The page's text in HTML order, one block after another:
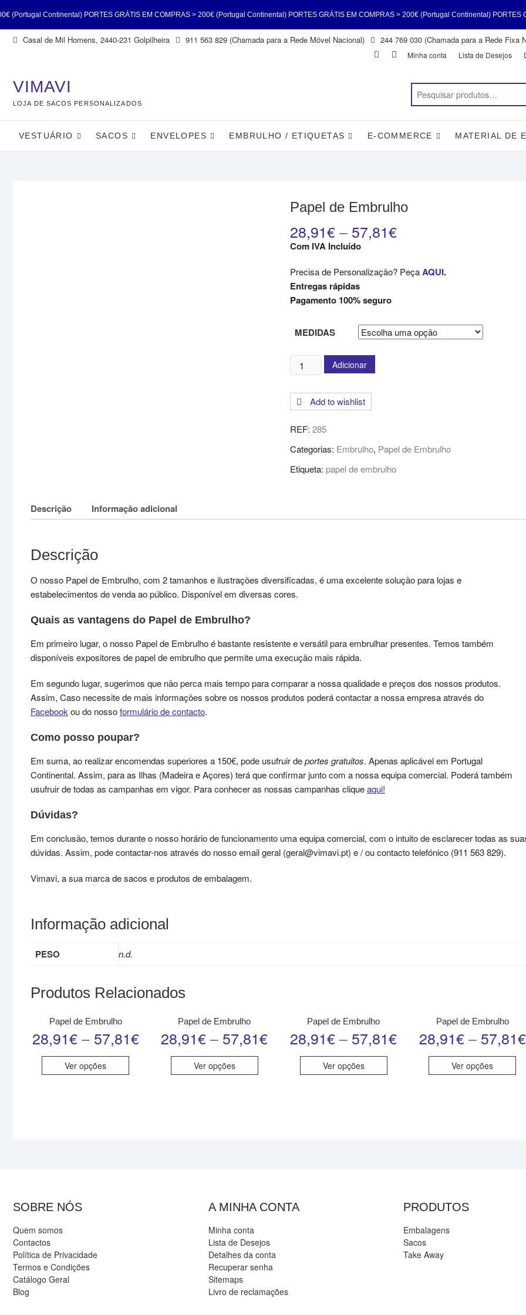
PORTES GRÁTIS EM COMPRAS > 200€ (Portugal Continental) PORTES GRÁTIS EM COMPRAS > 200€ (Portugal Continental) PORTES GRÁTIS EM
Continental) PORTES GRÁTIS EM COMPRAS > 200€ (Portugal Continental) PORTES GRÁTIS EM COMPRAS > 200€ (Portugal Continental) PORTES
Skip Casal de Mil Homens, 2440-231 Golpilheira 911 563 829 (Chamada para a Rede Móvel Nacional) 244 769 030 (Chamada para a Rede Fixa
FacebookInstagram
Minha conta Lista de Desejos
VIMAVI
LOJA DE SACOS PERSONALIZADOS
VESTUÁRIO SACOS ENVELOPES EMBRULHO / ETIQUETAS E-COMMERCE MATERIAL DE
Papel de Embrulho
28,91€– 57,81€
Com IVA Incluído
Precisa de Personalização? PeçaAQUI.
Entregas rápidas
Pagamento 100% seguro
MEDIDAS
Quantidade
de
de
Adicionar
Add to wishlist
REF: 285
Categorias: Embrulho, Papel de Embrulho
Etiqueta: papel de embrulho
Descrição Informação adicional
Descrição
O nosso Papel de Embrulho, com 2 tamanhos e ilustrações diversificadas, é uma excelente solução para lojas e
estabelecimentos de venda ao público. Disponível em diversas cores.
Quais as vantagens do Papel de Embrulho?
Em primeiro lugar, o nosso Papel de Embrulho é bastante resistente e versátil para embrulhar presentes. Temos também
disponíveis expositores de papel de embrulho que permite uma execução mais rápida.
Em segundo lugar, sugerimos que não perca mais tempo para comparar a nossa qualidade e preços dos nossos produtos.
Assim, Caso necessite de mais informações sobre os nossos produtos poderá contactar a nossa empresa através do
Facebookou do nossoformulário de contacto.
Como posso poupar?
Em suma, ao realizar encomendas superiores a 150€, pode usufruir deportes gratuitos. Apenas aplicável em Portugal
Continental. Assim, para as Ilhas (Madeira e Açores) terá que confirmar junto com a nossa equipa comercial. Poderá também
usufruir de todas as campanhas em vigor. Para conhecer as nossas campanhas cliqueaqui!
Dúvidas?
Em conclusão, temos durante o nosso horário de funcionamento uma equipa comercial, com o intuito de esclarecer todas as
dúvidas. Assim, pode contactar-nos através do nosso email geral (geral@vimavi.pt) e / ou contacto telefónico (911 563 829).
Vimavi, a sua marca de sacos e produtos de embalagem.
Informação adicional
PESO n.d.
Produtos Relacionados
Papel de Embrulho
28,91€– 57,81€
Ver opções
Papel de Embrulho
28,91€– 57,81€
Ver opções
Papel de Embrulho
28,91€– 57,81€
Ver opções
Papel de Embrulho
28,91€– 57,81€
Ver opções
SOBRE NÓS
Quem somos
Contactos
Política de Privacidade
Termos e Condições
Catálogo Geral
Blog
A MINHA CONTA
Minha conta
Lista de Desejos
Detalhes da conta
Recuperar senha
Sitemaps
Livro de reclamações
PRODUTOS
Embalagens
Sacos
Take Away